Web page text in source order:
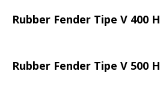
Rubber Fender Tipe V 400 H
Rubber Fender Tipe V 500 H